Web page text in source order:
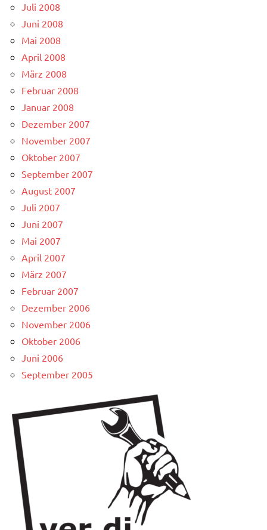
Juli 2008
Juni 2008
Mai 2008
April 2008
März 2008
Februar 2008
Januar 2008
Dezember 2007
November 2007
Oktober 2007
September 2007
August 2007
Juli 2007
Juni 2007
Mai 2007
April 2007
März 2007
Februar 2007
Dezember 2006
November 2006
Oktober 2006
Juni 2006
September 2005